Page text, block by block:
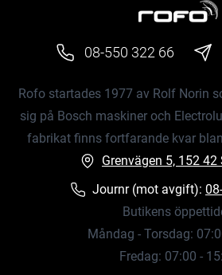
08-550 322 66
Rofo startades 1977 av Rolf Norin
sig på Bosch maskiner och
fabrikat finns fortfarande kvar
Grenvägen 5, 152 42
Journr (mot avgift):
Butikens
Måndag - Torsdag:
Fredag: 07:00 -